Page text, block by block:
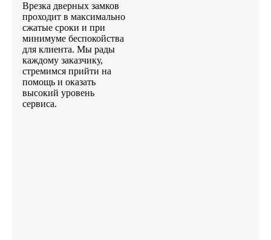
Врезка дверных замков
проходит в максимально
сжатые сроки и при
минимуме беспокойства
для клиента. Мы рады
каждому заказчику,
стремимся прийти на
помощь и оказать
высокий уровень
сервиса.